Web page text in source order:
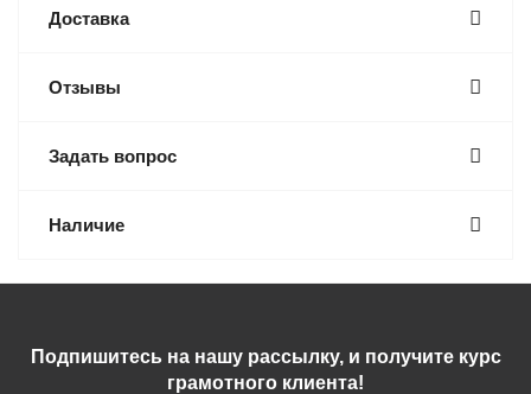
Доставка
Отзывы
Задать вопрос
Наличие
Подпишитесь на нашу рассылку, и получите курс
грамотного клиента!